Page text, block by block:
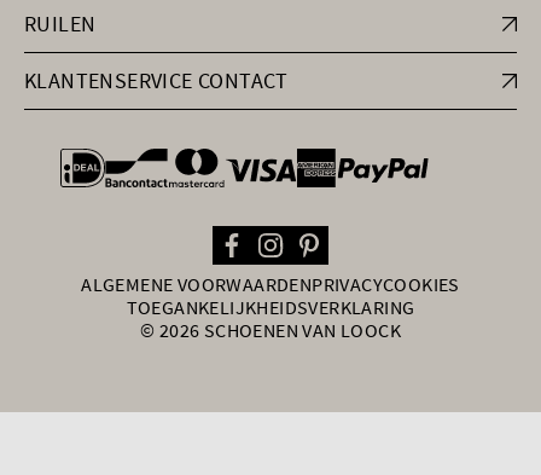
RUILEN
KLANTENSERVICE CONTACT
general.paymentOptions
ALGEMENE VOORWAARDENPRIVACYCOOKIES
TOEGANKELIJKHEIDSVERKLARING
© 2026 SCHOENEN VAN LOOCK